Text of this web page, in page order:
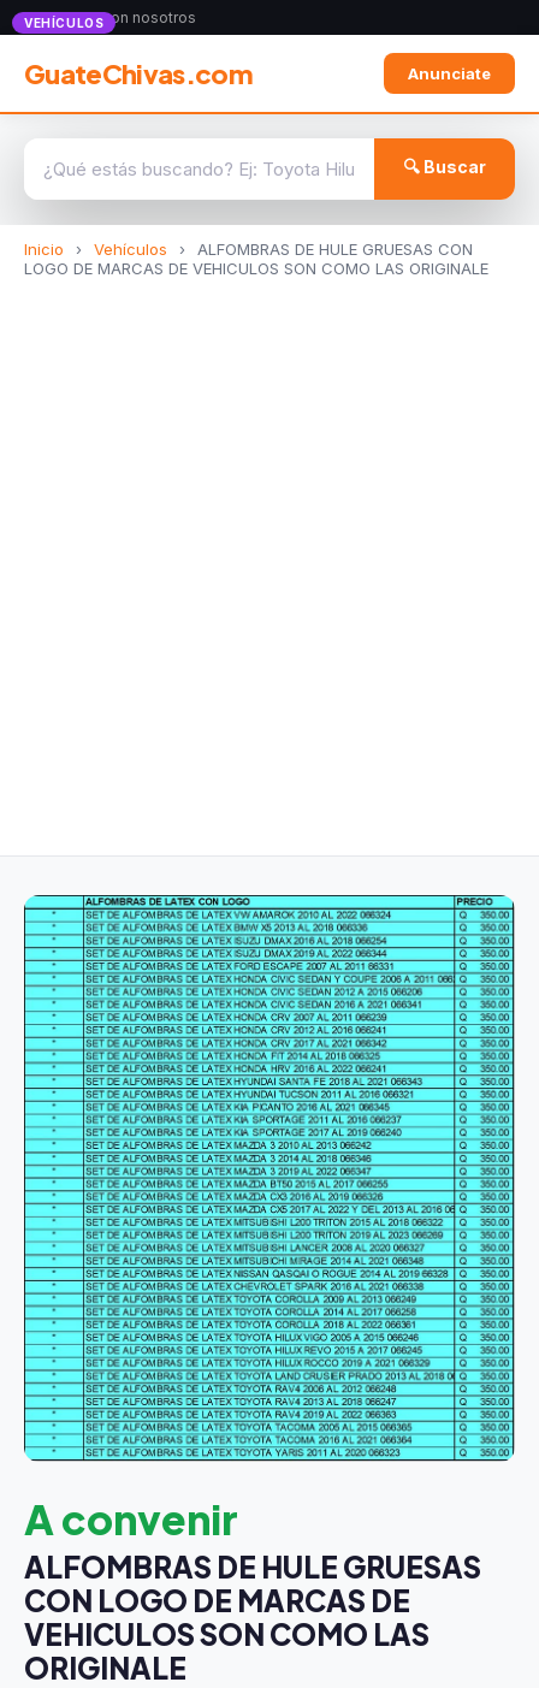
Anunciate con nosotros
GuateChivas.com Anunciate
🔍 Buscar
Inicio › Vehículos ›
ALFOMBRAS DE HULE GRUESAS CON
LOGO DE MARCAS DE VEHICULOS SON COMO LAS ORIGINALE
VEHÍCULOS
A convenir
ALFOMBRAS DE HULE GRUESAS
CON LOGO DE MARCAS DE
VEHICULOS SON COMO LAS
ORIGINALE